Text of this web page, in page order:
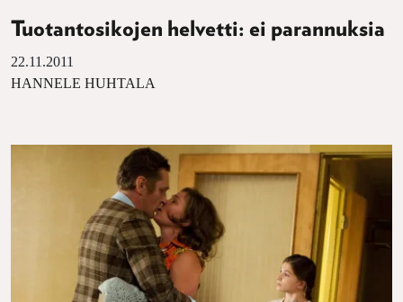
Tuotantosikojen helvetti: ei parannuksia
22.11.2011
HANNELE HUHTALA